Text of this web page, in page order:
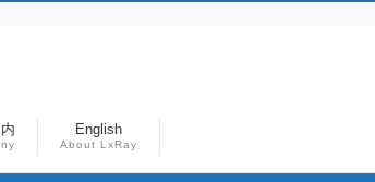
English
About LxRay